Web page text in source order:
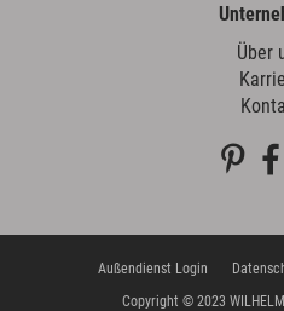
Über
Außendienst Login
Copyright © 2023